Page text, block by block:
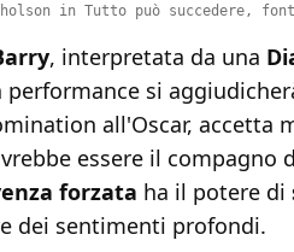
in Tutto può succedere,
, interpretata da una
performance si
all'Oscar, accetta
essere il compagno
forzata ha il potere di
dei sentimenti profondi.